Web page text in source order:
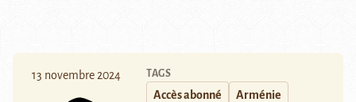
13 novembre 2024 TAGS
Accès abonné Arménie